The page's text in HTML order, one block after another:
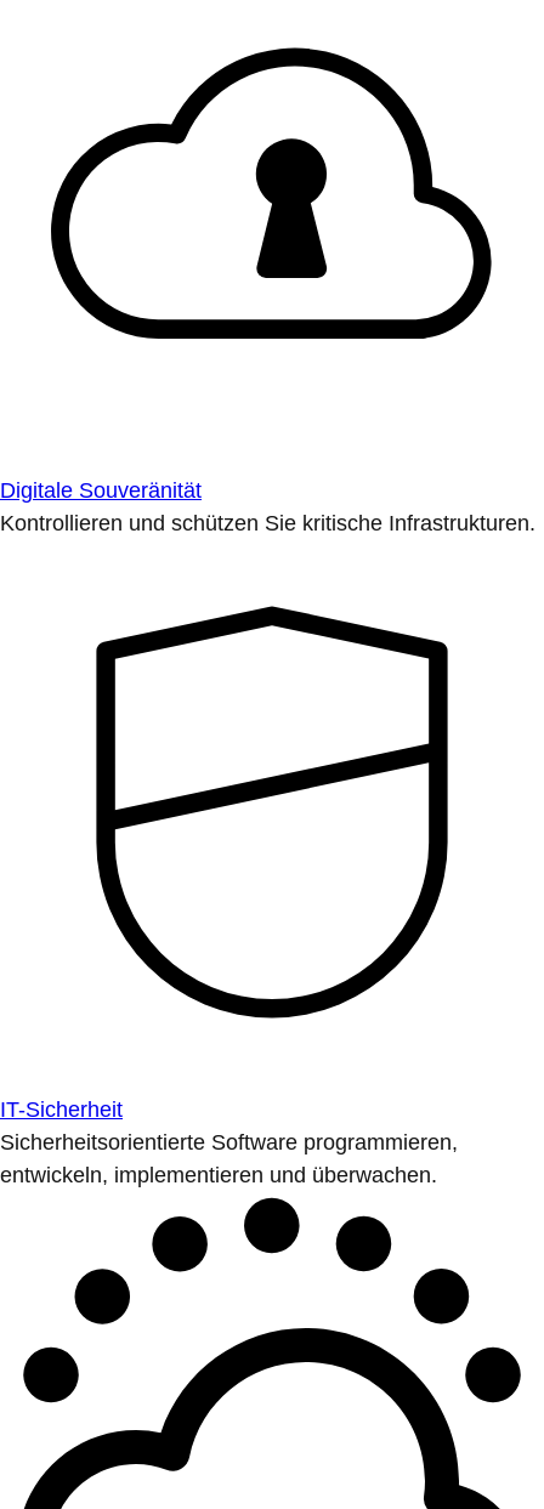
Digitale Souveränität
Kontrollieren und schützen Sie kritische Infrastrukturen.
IT-Sicherheit
Sicherheitsorientierte Software programmieren,
entwickeln, implementieren und überwachen.